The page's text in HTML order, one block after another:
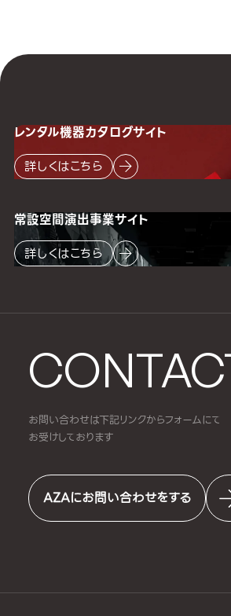
お問い合わせは下記リンクからフォームにて
お受けしております
AZAにお問い合わせをする
レンタル機器カタログサイト
詳しくはこちら
常設空間演出事業サイト
詳しくはこちら